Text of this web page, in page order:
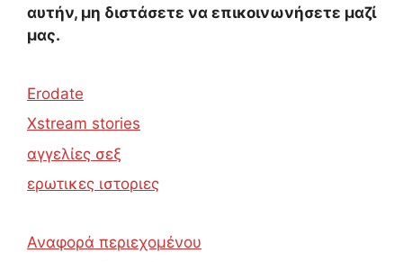
αυτήν, μη διστάσετε να επικοινωνήσετε μαζί
μας.
Erodate
Xstream stories
αγγελίες σεξ
ερωτικες ιστοριες
Αναφορά περιεχομένου